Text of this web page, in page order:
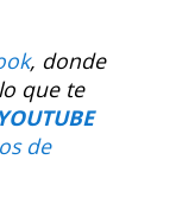
, donde
que te
YOUTUBE
de